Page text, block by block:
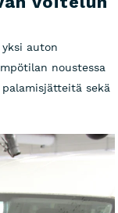
auton
noustessa
sekä